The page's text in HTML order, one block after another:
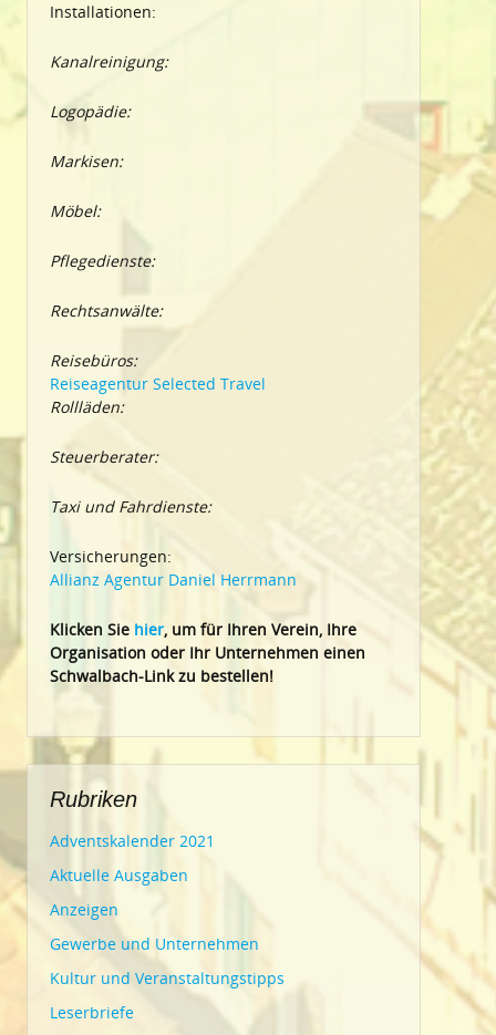
Installationen:
Kanalreinigung:
Logopädie:
Markisen:
Möbel:
Pflegedienste:
Rechtsanwälte:
Reisebüros:
Reiseagentur Selected Travel
Rollläden:
Steuerberater:
Taxi und Fahrdienste:
Versicherungen:
Allianz Agentur Daniel Herrmann
Klicken Sie hier, um für Ihren Verein, Ihre
Organisation oder Ihr Unternehmen einen
Schwalbach-Link zu bestellen!
Rubriken
Adventskalender 2021
Aktuelle Ausgaben
Anzeigen
Gewerbe und Unternehmen
Kultur und Veranstaltungstipps
Leserbriefe